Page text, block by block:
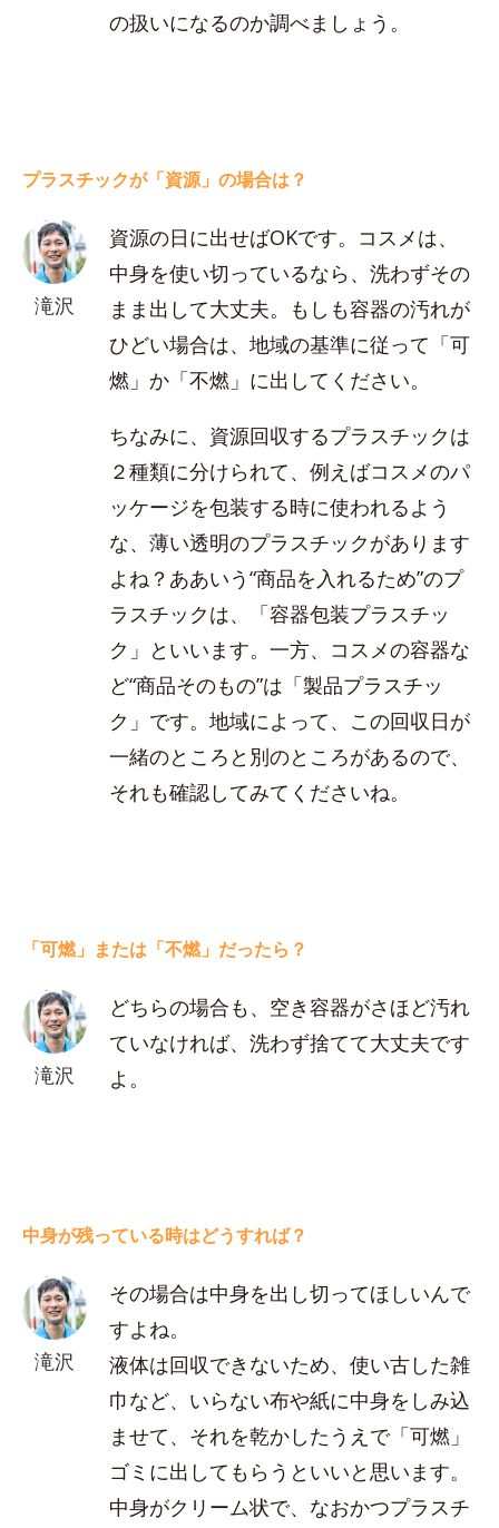
の扱いになるのか調べましょう。
プラスチックが「資源」の場合は？
滝沢
資源の日に出せばOKです。コスメは、
中身を使い切っているなら、洗わずその
まま出して大丈夫。もしも容器の汚れが
ひどい場合は、地域の基準に従って「可
燃」か「不燃」に出してください。
ちなみに、資源回収するプラスチックは
２種類に分けられて、例えばコスメのパ
ッケージを包装する時に使われるよう
な、薄い透明のプラスチックがあります
よね？ああいう“商品を入れるため”のプ
ラスチックは、「容器包装プラスチッ
ク」といいます。一方、コスメの容器な
ど“商品そのもの”は「製品プラスチッ
ク」です。地域によって、この回収日が
一緒のところと別のところがあるので、
それも確認してみてくださいね。
「可燃」または「不燃」だったら？
滝沢
どちらの場合も、空き容器がさほど汚れ
ていなければ、洗わず捨てて大丈夫です
よ。
中身が残っている時はどうすれば？
滝沢
その場合は中身を出し切ってほしいんで
すよね。
液体は回収できないため、使い古した雑
巾など、いらない布や紙に中身をしみ込
ませて、それを乾かしたうえで「可燃」
ゴミに出してもらうといいと思います。
中身がクリーム状で、なおかつプラスチ